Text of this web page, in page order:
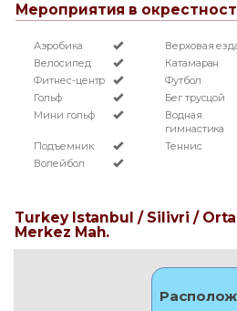
Мероприятия в
Аэробика
Верховая
Велосипед
Катамаран
Фитнес-центр
Футбол
Гольф
Бег трусцой
Мини гольф
Водная
гимнастика
Подъемник
Теннис
Волейбол
Turkey Istanbul / Silivri /
Merkez Mah.